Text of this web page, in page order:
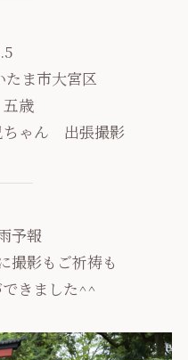
ま市大宮区
歳
ちゃん 出張撮影
予報
撮影もご祈祷も
きました^^